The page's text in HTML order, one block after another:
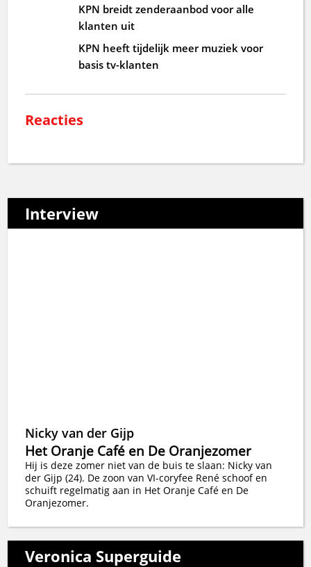
KPN breidt zenderaanbod voor alle
klanten uit
KPN heeft tijdelijk meer muziek voor
basis tv-klanten
Reacties
Interview
Nicky van der Gijp
Het Oranje Café en De Oranjezomer
Hij is deze zomer niet van de buis te slaan: Nicky van
der Gijp (24). De zoon van VI-coryfee René schoof en
schuift regelmatig aan in Het Oranje Café en De
Oranjezomer.
Veronica Superguide